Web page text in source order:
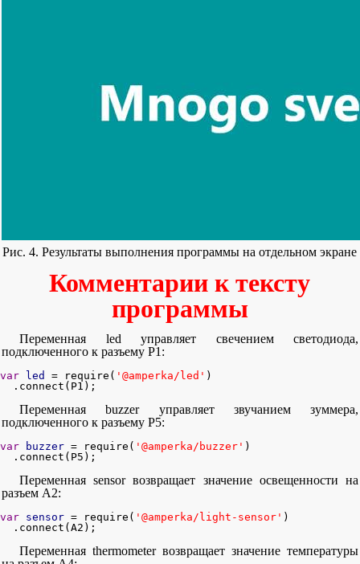
Рис. 4. Результаты выполнения программы на отдельном экране
Комментарии к тексту
программы
Переменная led управляет свечением светодиода,
подключенного к разъему Р1:
var led = require( '@amperka/led' )
  .connect(P1);
Переменная buzzer управляет звучанием зуммера,
подключенного к разъему Р5:
var buzzer = require( '@amperka/buzzer' )
  .connect(P5);
Переменная sensor возвращает значение освещенности на
разъем А2:
var sensor = require( '@amperka/light-sensor' )
  .connect(A2);
Переменная thermometer возвращает значение температуры